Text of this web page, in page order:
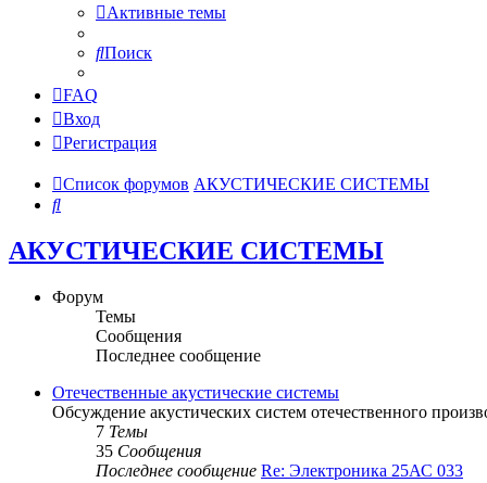
Активные темы
Поиск
FAQ
Вход
Регистрация
Список форумов АКУСТИЧЕСКИЕ СИСТЕМЫ
Поиск
АКУСТИЧЕСКИЕ СИСТЕМЫ
Форум
Темы
Сообщения
Последнее сообщение
Отечественные акустические системы
Обсуждение акустических систем отечественного
7 Темы
35 Сообщения
Последнее сообщение Re: Электроника 25АС 033